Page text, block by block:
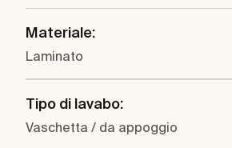
Materiale:
Laminato
Tipo di lavabo:
Vaschetta / da appoggio